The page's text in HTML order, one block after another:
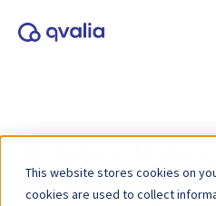
This website stores cookies on
cookies are used to collect
technologies